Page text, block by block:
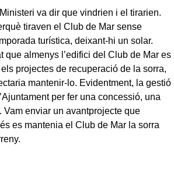
va dir que vindrien i el tirarien.
tiraven el Club de Mar sense
turística, deixant-hi un solar.
que almenys l’edifici del Club de Mar es
projectes de recuperació de la sorra,
mantenir-lo. Evidentment, la gestió
per fer una concessió, una
Vam enviar un avantprojecte que
es mantenia el Club de Mar la sorra